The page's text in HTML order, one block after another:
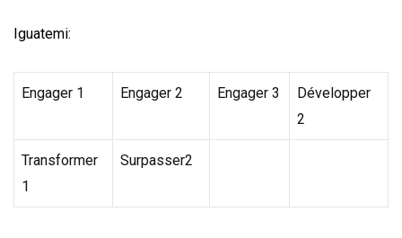
Iguatemi:
Engager 1 Engager 2 Engager 3
Développer
2
Transformer
1
Surpasser2